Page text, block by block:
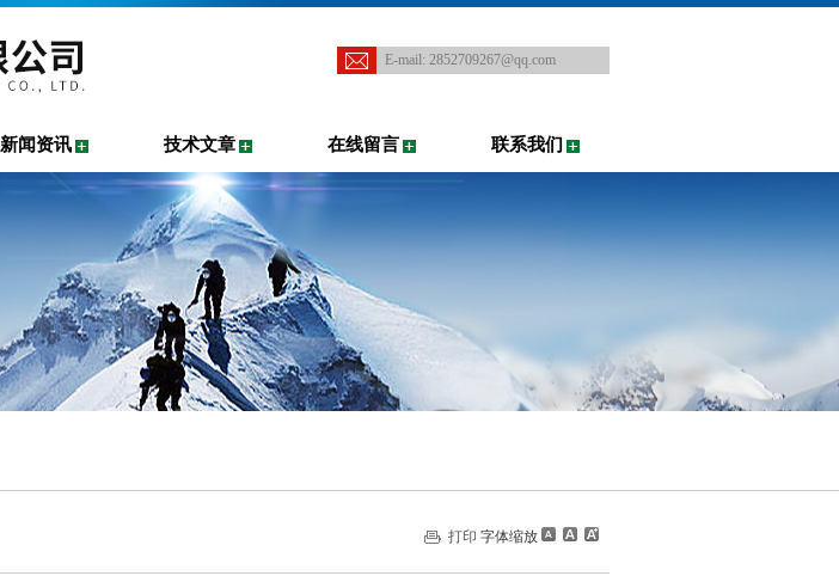
E-mail: 2852709267@qq.com
新闻资讯 技术文章 在线留言 联系我们
打印 字体缩放